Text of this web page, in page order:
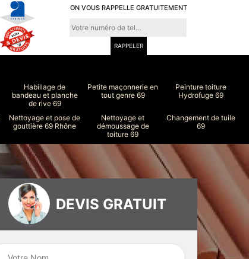
ON VOUS RAPPELLE GRATUITEMENT
Habillage de
bandeau et planche
de rive 69
Petite maçonnerie en
tout genre 69
Peinture toiture
Hydrofuge 69
Nettoyage et pose de
gouttière 69 Rhône
Nettoyage et
démoussage de
toiture 69
Changement de tuile
69
Couvreur 69
Peinture intérieur
et extérieur 69
DEVIS GRATUIT